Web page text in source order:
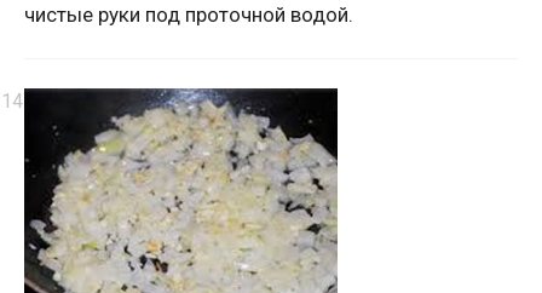
чистые руки под проточной водой.